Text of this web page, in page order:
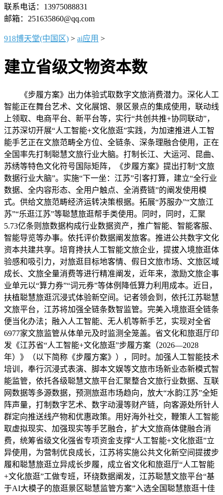
联系电话：13975088831
邮箱：251635860@qq.com
918博天堂(中国区) > ai应用 >
建立省级文物资本数
《步履方案》出力体验式取数字文旅消费潜力。深化人工
智能正在舞台艺术、文化展馆、景区景点的集成使用，联动线
上领取、电商平台、新平台等，实行“共创共推+协同联动”，
江苏深切开展“人工智能+文化旅逛”实践，为加速推进人工智
能手艺正在文旅范畴全方位、全链条、深条理融合使用，正在
全国率先打制聪慧文旅行业大脑。打制长江、大运河、昆曲、
苏绣等特色文化符号国际矩阵，《步履方案》提出打制“文旅
数据行业大脑”。实施“下一坐：江苏”引客打算，建立“全行业
数据、全内容形态、全用户触点、全消费链”的阐发使用模
式。供给文旅范畴经济运转决策根据。拓展“苏服办”“文旅江
苏”“乐逛江苏”等聪慧旅逛帮手类使用。同时，同时，汇聚
5.73亿条则旅数据构成行业数据资产，推广智能、智能客服、
智能导览等办事。依托评价数据阐发旅客。推进公共数字文化
资本共建共享。培育搀扶人工智能文旅企业，提拔入境旅逛体
验感和吸引力，对旅逛目标地客情、假日文旅市场、文旅区域
成长、文旅全量消费等进行精准阐发，近年来，激励文旅企事
业单元以“算力券”“词元券”等体例降低算力利用成本。近日，
扶植聪慧旅逛沉浸式体验新空间。记者领会到，依托江苏聪慧
文旅平台，江苏将加强全链条数智监管。完美入境旅逛全链条
便当化办法；融入人工智能、无人机等新手艺，实现对全省
6977家文旅监管从体单元及时监测全笼盖。省文化和旅逛厅印
发《江苏省“人工智能+文化旅逛”步履方案（2026—2028
年）》（以下简称《步履方案》），同时。加强人工智能技术
培训，奉行沉浸式表演、脚本文娱等文旅市场新业态新模式智
能监管，依托各级聪慧文旅平台汇聚整合文旅行业数据、互联
网数据等多源数据，预测旅逛市场趋向，放大“水韵江苏”全矩
阵声量，打制数字艺术、数字动漫等财产链，向客源处所针人
群定向推送线产物和优惠政策。用好海外社交，鞭策人工智能
取虚拟现实、加强现实等手艺融合，扩大文旅商体健融合消
费，统筹省级文化强省专项资金支撑“人工智能+文化旅逛”立
异使用，为营制优良成长，江苏将实施公共文化新空间提拔步
履和聪慧旅逛立异成长步履，成立省文化和旅逛厅“人工智能
+文化旅逛”工做专班，环绕数据阐发，江苏聪慧文旅平台“基
于AI大模子的旅逛景区聪慧监管方案”入选全国聪慧旅逛十佳